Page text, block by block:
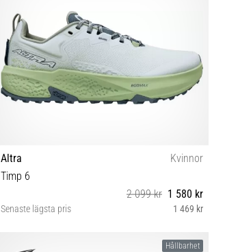
Altra
Kvinnor
Timp 6
2 099 kr 1 580 kr
Senaste lägsta pris 1 469 kr
Hållbarhet